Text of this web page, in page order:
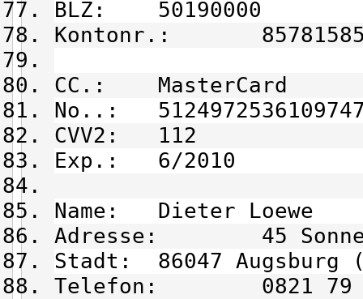
BLZ: 50190000
Kontonr.:
CC.: MasterCard
No..:
CVV2: 112
Exp.: 6/2010
Name: Dieter Loewe
Adresse: 45
Stadt: 86047 Augsburg
Telefon: 0821 79